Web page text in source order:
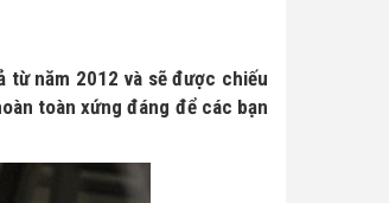
từ năm 2012 và sẽ được chiếu
toàn xứng đáng để các bạn